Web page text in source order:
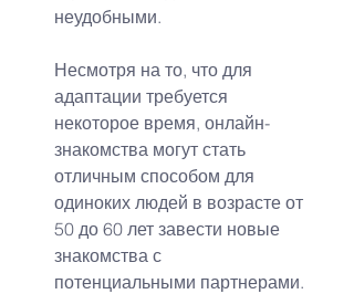
неудобными.
Несмотря на то, что для
адаптации требуется
некоторое время, онлайн-
знакомства могут стать
отличным способом для
одиноких людей в возрасте от
50 до 60 лет завести новые
знакомства с
потенциальными партнерами.